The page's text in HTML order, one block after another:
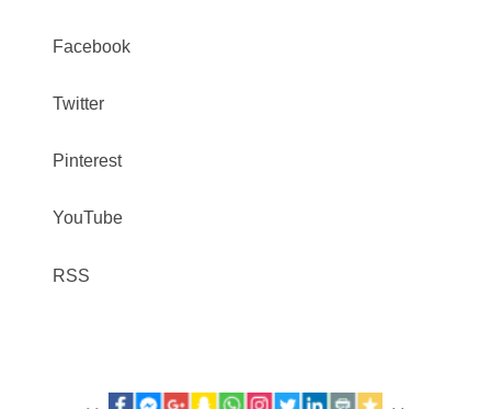
Facebook
Twitter
Pinterest
YouTube
RSS